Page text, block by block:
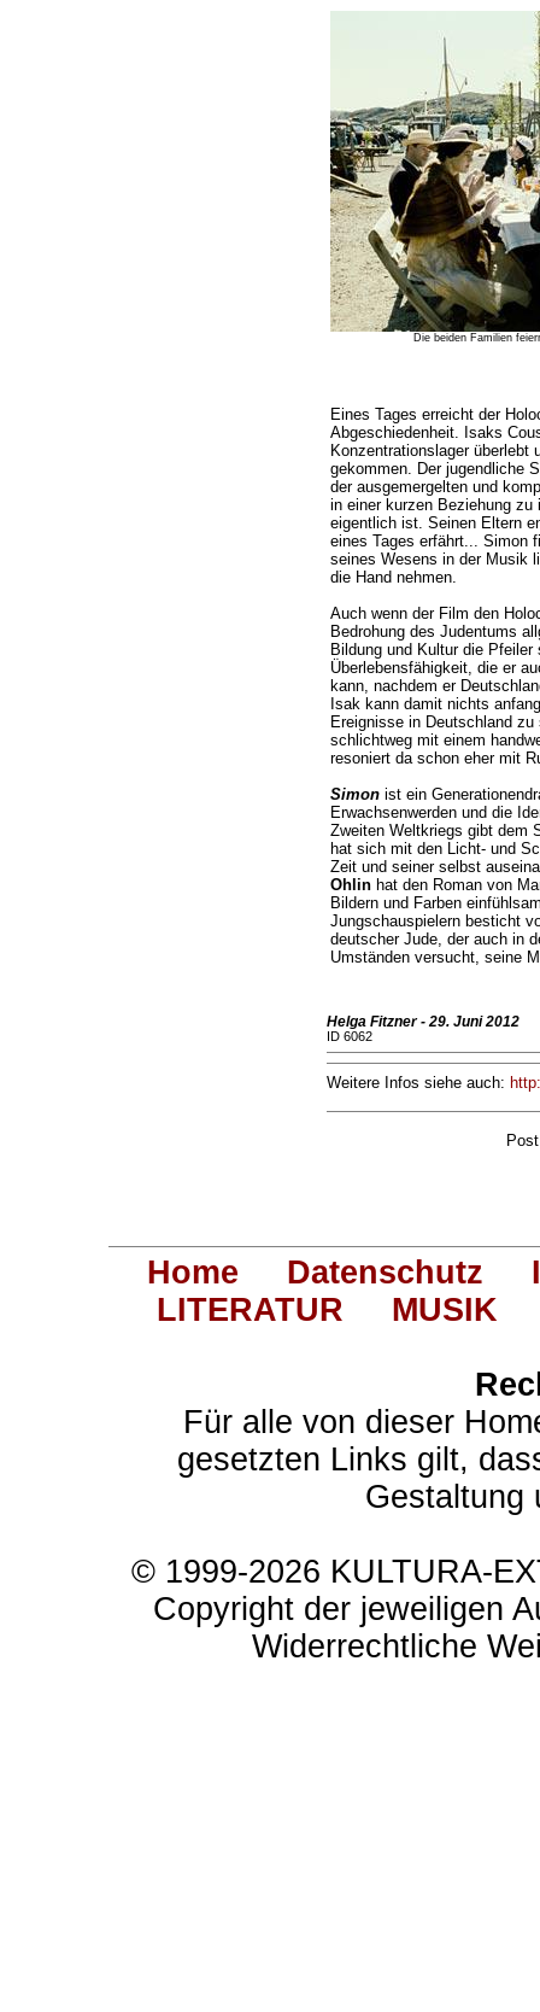
Die beiden Familien
Eines Tages erreicht der
Abgeschiedenheit. Isaks
Konzentrationslager überlebt
gekommen. Der jugendliche
der ausgemergelten und
in einer kurzen Beziehung zu
eigentlich ist. Seinen Eltern
eines Tages erfährt... Simon
seines Wesens in der Musik
die Hand nehmen.
Auch wenn der Film den
Bedrohung des Judentums
Bildung und Kultur die
Überlebensfähigkeit, die er
kann, nachdem er
Isak kann damit nichts
Ereignisse in Deutschland
schlichtweg mit einem
resoniert da schon eher mit
Simonist ein
Erwachsenwerden und die
Zweiten Weltkriegs gibt dem
hat sich mit den Licht- und
Zeit und seiner selbst
Ohlinhat den Roman von
Bildern und Farben
Jungschauspielern besticht
deutscher Jude, der auch in
Umständen versucht, seine
Helga Fitzner - 29. Juni 2012
ID 6062
Weitere Infos siehe auch:
Home Datenschutz
LITERATUR
MUSIK
Für alle von dieser
gesetzten Links gilt,
Gestaltung
© 1999-2026 KULTURA-
Copyright der jeweiligen
Widerrechtliche